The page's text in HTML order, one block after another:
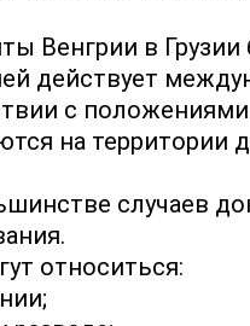
Венгрии в Грузии
действует
с
на территории
случаев
относиться: